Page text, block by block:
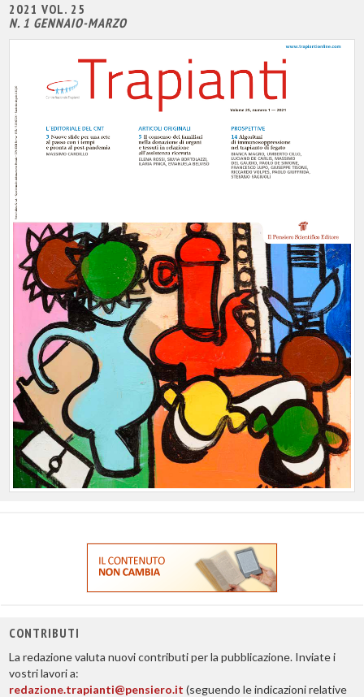
2021 VOL. 25
N. 1 GENNAIO-MARZO
CONTRIBUTI
La redazione valuta nuovi contributi per la pubblicazione. Inviate i
vostri lavori a:
redazione.trapianti@pensiero.it (seguendo le indicazioni relative